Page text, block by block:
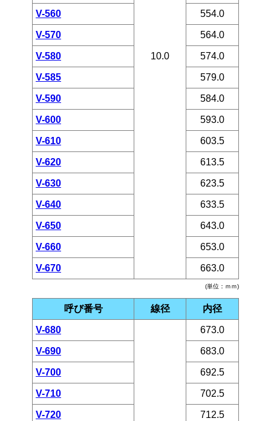
(単位：ｍｍ)
10.0
V-560 554.0
V-570 564.0
V-580 574.0
V-585 579.0
V-590 584.0
V-600 593.0
V-610 603.5
V-620 613.5
V-630 623.5
V-640 633.5
V-650 643.0
V-660 653.0
V-670 663.0
呼び番号 線径 内径
V-680 673.0
V-690 683.0
V-700 692.5
V-710 702.5
V-720 712.5